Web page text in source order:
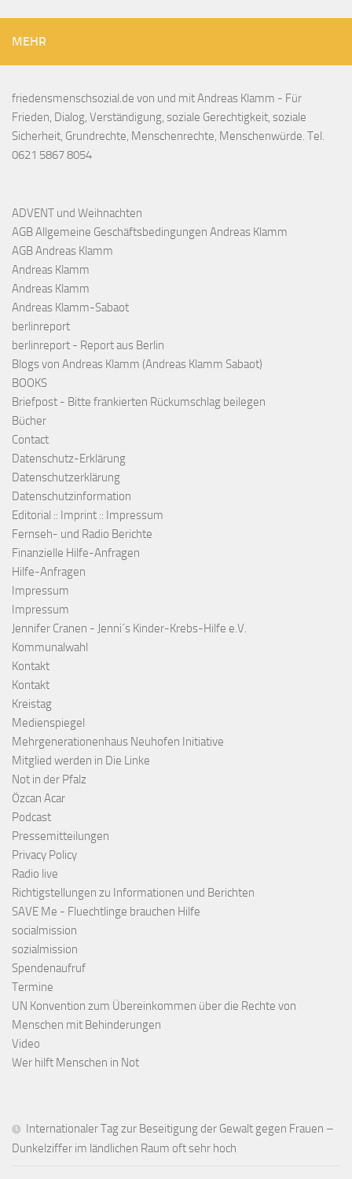
MEHR
friedensmenschsozial.de von und mit Andreas Klamm - Für
Frieden, Dialog, Verständigung, soziale Gerechtigkeit, soziale
Sicherheit, Grundrechte, Menschenrechte, Menschenwürde. Tel.
0621 5867 8054
ADVENT und Weihnachten
AGB Allgemeine Geschäftsbedingungen Andreas Klamm
AGB Andreas Klamm
Andreas Klamm
Andreas Klamm
Andreas Klamm-Sabaot
berlinreport
berlinreport - Report aus Berlin
Blogs von Andreas Klamm (Andreas Klamm Sabaot)
BOOKS
Briefpost - Bitte frankierten Rückumschlag beilegen
Bücher
Contact
Datenschutz-Erklärung
Datenschutzerklärung
Datenschutzinformation
Editorial :: Imprint :: Impressum
Fernseh- und Radio Berichte
Finanzielle Hilfe-Anfragen
Hilfe-Anfragen
Impressum
Impressum
Jennifer Cranen - Jenni´s Kinder-Krebs-Hilfe e.V.
Kommunalwahl
Kontakt
Kontakt
Kreistag
Medienspiegel
Mehrgenerationenhaus Neuhofen Initiative
Mitglied werden in Die Linke
Not in der Pfalz
Özcan Acar
Podcast
Pressemitteilungen
Privacy Policy
Radio live
Richtigstellungen zu Informationen und Berichten
SAVE Me - Fluechtlinge brauchen Hilfe
socialmission
sozialmission
Spendenaufruf
Termine
UN Konvention zum Übereinkommen über die Rechte von
Menschen mit Behinderungen
Video
Wer hilft Menschen in Not
Internationaler Tag zur Beseitigung der Gewalt gegen Frauen –
Dunkelziffer im ländlichen Raum oft sehr hoch